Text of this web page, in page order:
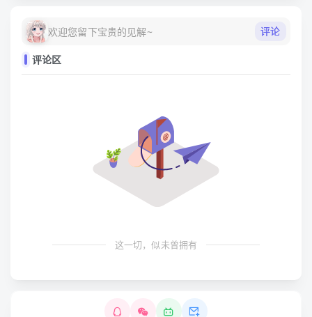
欢迎您留下宝贵的见解~ 评论
评论区
这一切，似未曾拥有